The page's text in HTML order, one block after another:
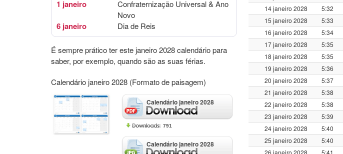
1 janeiro
Confraternização Universal & Ano
Novo
6 janeiro Dia de Reis
É sempre prático ter este janeiro 2028 calendário para
saber, por exemplo, quando são as suas férias.
Calendário janeiro 2028 (Formato de paisagem)
Calendário janeiro 2028
791
Calendário janeiro 2028
14 janeiro 2028
5:32
15 janeiro 2028
5:33
16 janeiro 2028
5:34
17 janeiro 2028
5:35
18 janeiro 2028
5:35
19 janeiro 2028
5:36
20 janeiro 2028
5:37
21 janeiro 2028
5:38
22 janeiro 2028
5:38
23 janeiro 2028
5:39
24 janeiro 2028
5:40
25 janeiro 2028
5:40
26 janeiro 2028
5:41